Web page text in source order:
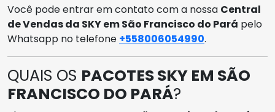
Você pode entrar em contato com a nossa Central
de Vendas da SKY em São Francisco do Pará pelo
Whatsapp no telefone +558006054990.
QUAIS OS PACOTES SKY EM SÃO
FRANCISCO DO PARÁ?